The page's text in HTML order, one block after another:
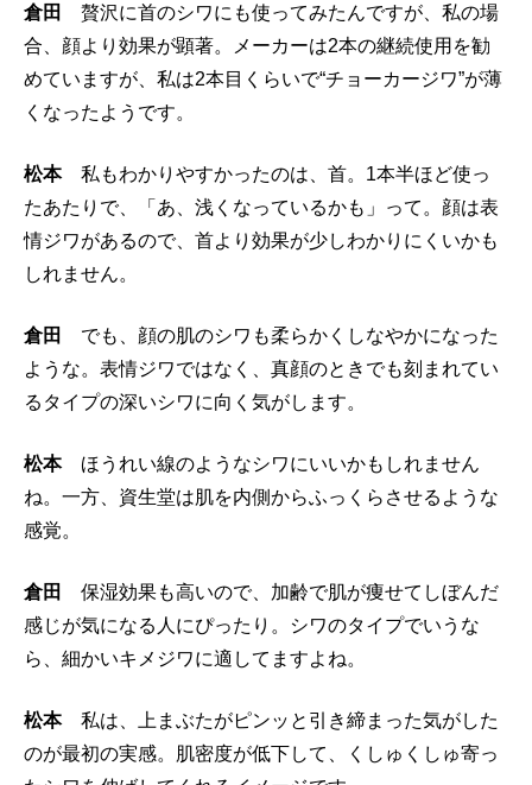
倉田
贅沢に首のシワにも使ってみたんですが、私の場
合、顔より効果が顕著。メーカーは2本の継続使用を勧
めていますが、私は2本目くらいで“チョーカージワ”が薄
くなったようです。
松本私もわかりやすかったのは、首。1本半ほど使っ
たあたりで、「あ、浅くなっているかも」って。顔は表
情ジワがあるので、首より効果が少しわかりにくいかも
しれません。
倉田
でも、顔の肌のシワも柔らかくしなやかになった
ような。表情ジワではなく、真顔のときでも刻まれてい
るタイプの深いシワに向く気がします。
松本ほうれい線のようなシワにいいかもしれません
ね。一方、資生堂は肌を内側からふっくらさせるような
感覚。
倉田
保湿効果も高いので、加齢で肌が痩せてしぼんだ
感じが気になる人にぴったり。シワのタイプでいうな
ら、細かいキメジワに適してますよね。
松本私は、上まぶたがピンッと引き締まった気がした
のが最初の実感。肌密度が低下して、くしゅくしゅ寄っ